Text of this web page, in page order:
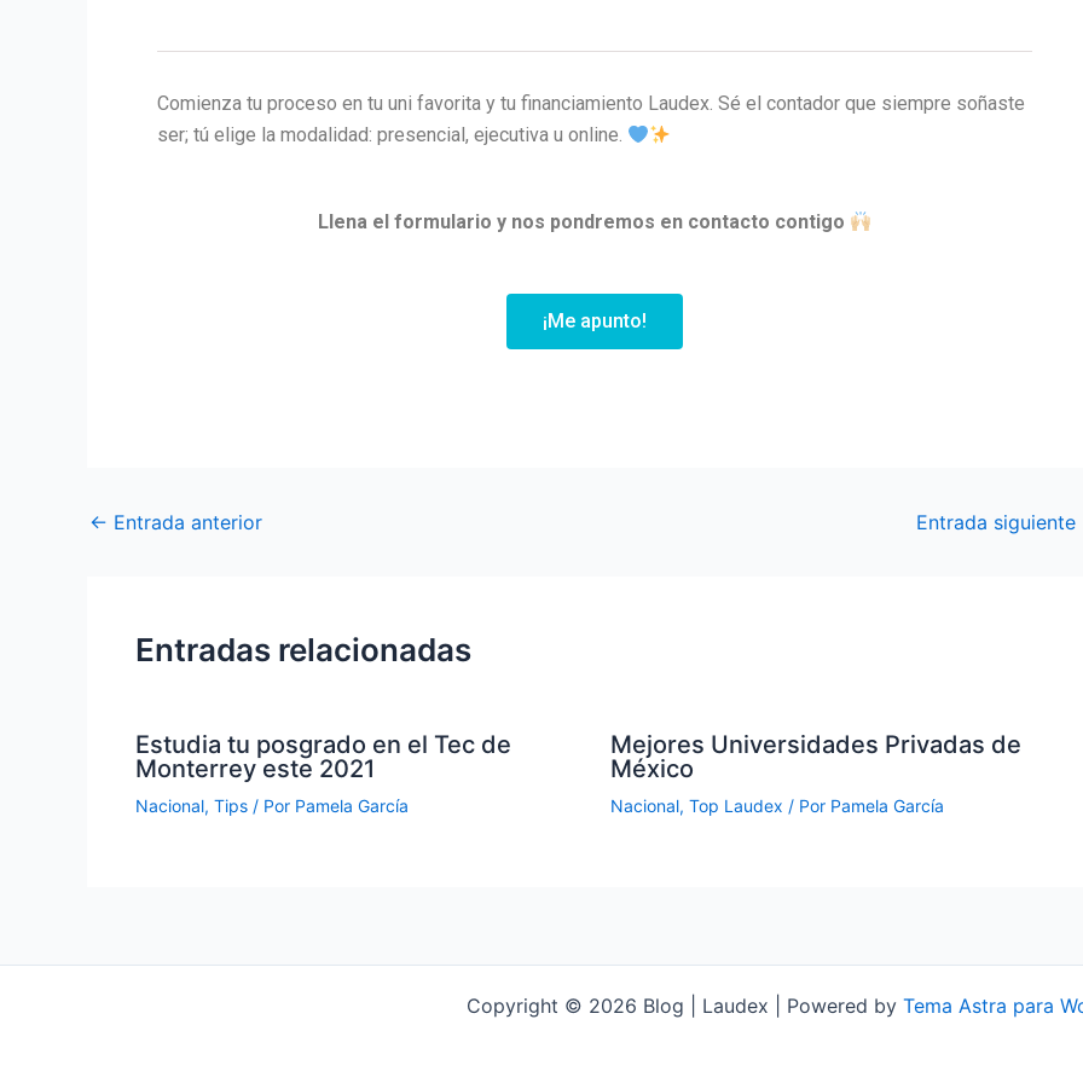
Comienza tu proceso en tu uni favorita y tu financiamiento Laudex. Sé el contador que siempre soñaste
ser; tú elige la modalidad: presencial, ejecutiva u online.
Llena el formulario y nos pondremos en contacto contigo
¡Me apunto!
← Entrada anterior Entrada siguiente
Entradas relacionadas
Estudia tu posgrado en el Tec de
Monterrey este 2021
Nacional, Tips / Por Pamela García
Mejores Universidades Privadas de
México
Nacional, Top Laudex / Por Pamela García
Copyright © 2026 Blog | Laudex | Powered by Tema Astra para